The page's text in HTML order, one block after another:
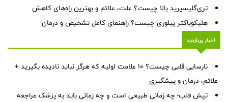
تری‌گلیسیرید بالا چیست؟ علت، علائم و بهترین راه‌های کاهش
هلیکوباکتر پیلوری چیست؟ راهنمای کامل تشخیص و درمان
اخبار پربازدید
نارسایی قلبی چیست؟ ۱۰ علامت اولیه که هرگز نباید نادیده بگیرید +
علائم، درمان و پیشگیری
تپش قلب؛ چه زمانی طبیعی است و چه زمانی باید به پزشک مراجعه